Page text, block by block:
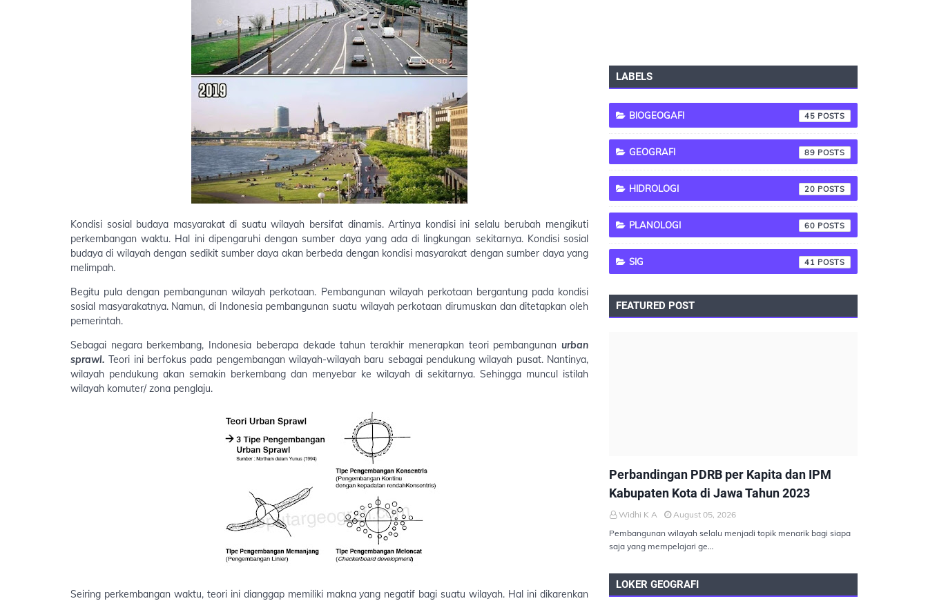
Kondisi sosial budaya masyarakat di suatu wilayah bersifat dinamis. Artinya kondisi ini selalu berubah mengikuti
perkembangan waktu. Hal ini dipengaruhi dengan sumber daya yang ada di lingkungan sekitarnya. Kondisi sosial
budaya di wilayah dengan sedikit sumber daya akan berbeda dengan kondisi masyarakat dengan sumber daya yang
melimpah.
Begitu pula dengan pembangunan wilayah perkotaan. Pembangunan wilayah perkotaan bergantung pada kondisi
sosial masyarakatnya. Namun, di Indonesia pembangunan suatu wilayah perkotaan dirumuskan dan ditetapkan oleh
pemerintah.
Sebagai negara berkembang, Indonesia beberapa dekade tahun terakhir menerapkan teori pembangunan urban
sprawl. Teori ini berfokus pada pengembangan wilayah-wilayah baru sebagai pendukung wilayah pusat. Nantinya,
wilayah pendukung akan semakin berkembang dan menyebar ke wilayah di sekitarnya. Sehingga muncul istilah
wilayah komuter/ zona penglaju.
Seiring perkembangan waktu, teori ini dianggapmemiliki makna yang negatif bagi suatu wilayah. Hal ini dikarenkan
LABELS
BIOGEOGAFI 45
GEOGRAFI 89
HIDROLOGI 20
PLANOLOGI 60
SIG 41
FEATURED POST
Perbandingan PDRB per Kapita dan IPM
Kabupaten Kota di Jawa Tahun 2023
Widhi K A
August 05, 2026
Pembangunan wilayah selalu menjadi topik menarik bagi siapa
saja yang mempelajari ge…
LOKER GEOGRAFI